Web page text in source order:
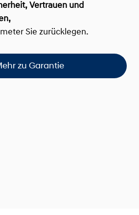
Vertrauen und
Sie zurücklegen.
zu Garantie